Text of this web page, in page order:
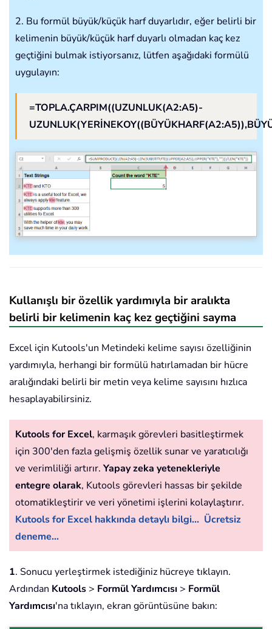
2. Bu formül büyük/küçük harf duyarlıdır, eğer belirli bir
kelimenin büyük/küçük harf duyarlı olmadan kaç kez
geçtiğini bulmak istiyorsanız, lütfen aşağıdaki formülü
uygulayın:
=TOPLA.ÇARPIM((UZUNLUK(A2:A5)-
Kullanışlı bir özellik yardımıyla bir aralıkta
belirli bir kelimenin kaç kez geçtiğini sayma
Excel için Kutools'un Metindeki kelime sayısı özelliğinin
yardımıyla, herhangi bir formülü hatırlamadan bir hücre
aralığındaki belirli bir metin veya kelime sayısını hızlıca
hesaplayabilirsiniz.
Kutools for Excel, karmaşık görevleri basitleştirmek
için 300'den fazla gelişmiş özellik sunar ve yaratıcılığı
ve verimliliği artırır. Yapay zeka yetenekleriyle
entegre olarak, Kutools görevleri hassas bir şekilde
otomatikleştirir ve veri yönetimi işlerini kolaylaştırır.
Kutools for Excel hakkında detaylı bilgi... Ücretsiz
deneme...
1. Sonucu yerleştirmek istediğiniz hücreye tıklayın.
Ardından Kutools > Formül Yardımcısı > Formül
Yardımcısı'na tıklayın, ekran görüntüsüne bakın: